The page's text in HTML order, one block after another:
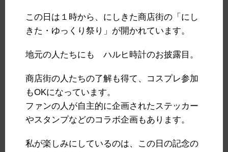
この日は１時から、にしきた商店街の「にし
きた・ゆっくり祭り」が開かれています。
地元の人たちにも ハルヒ時計のお披露目。
商店街の人たちの了解も得て、コスプレ参加
もOKになっています。
ファンの人が自主的に企画されたステッカー
やスタンプなどのコラボ企画もあります。
私が楽しみにしているのは、この日の記念の